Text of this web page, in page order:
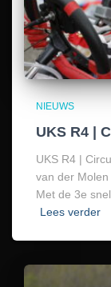
NIEUWS
UKS R4 |
UKS R4 |
van der
Met de 3e
Lees verder